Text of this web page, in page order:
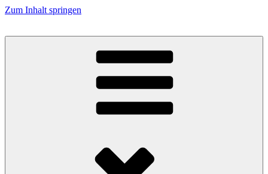
Zum Inhalt springen